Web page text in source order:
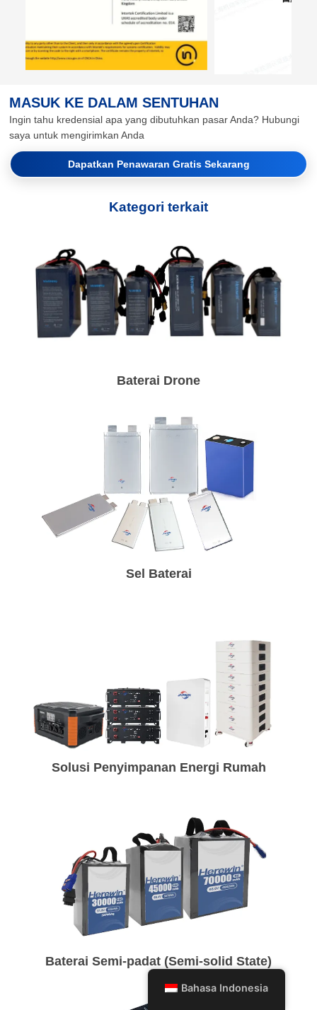
MASUK KE DALAM SENTUHAN
Ingin tahu kredensial apa yang dibutuhkan pasar Anda? Hubungi
saya untuk mengirimkan Anda
Dapatkan Penawaran Gratis Sekarang
Kategori terkait
Baterai Drone
Sel Baterai
Solusi Penyimpanan Energi Rumah
Baterai Semi-padat (Semi-solid State)
Bahasa Indonesia